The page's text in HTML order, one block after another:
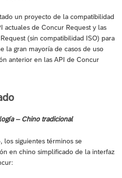
un proyecto de la compatibilidad
actuales de Concur Request y las
(sin compatibilidad ISO) para
la gran mayoría de casos de uso
anterior en las API de Concur
– Chino tradicional
los siguientes términos se
en chino simplificado de la interfaz